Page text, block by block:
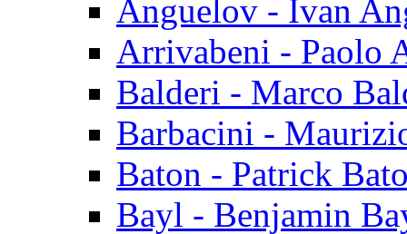
Anguelov - Ivan
Arrivabeni - Paolo
Balderi - Marco
Barbacini -
Baton - Patrick
Bayl - Benjamin